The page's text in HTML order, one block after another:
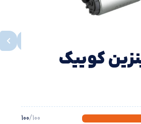
کوییک
100/100